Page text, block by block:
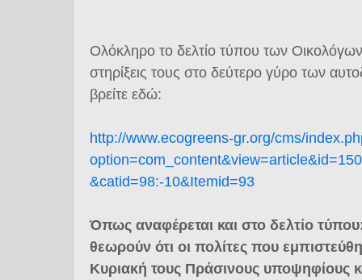
Ολόκληρο το δελτίο τύπου των
στηρίξεις τους στο δεύτερο γύρο των
βρείτε εδώ:
http://www.ecogreens-gr.org/cms/
&catid=98:-10&Itemid=93
Όπως αναφέρεται και στο δελτίο
θεωρούν ότι οι πολίτες που
Κυριακή τους Πράσινους υποψηφίους